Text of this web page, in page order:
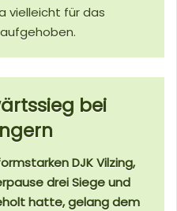
vielleicht für das
bei
DJK Vilzing,
drei Siege und
hatte, gelang dem